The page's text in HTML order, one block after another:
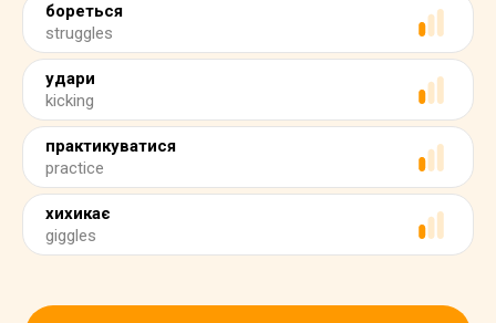
бореться
struggles
удари
kicking
практикуватися
practice
хихикає
giggles